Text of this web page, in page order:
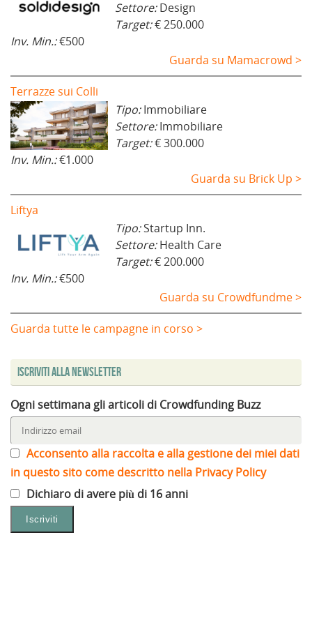
Settore:Design
Target:€ 250.000
Inv. Min.:€500
Guarda su Mamacrowd >
Terrazze sui Colli
Tipo:Immobiliare
Settore:Immobiliare
Target:€ 300.000
Inv. Min.:€1.000
Guarda su Brick Up >
Liftya
Tipo:Startup Inn.
Settore:Health Care
Target:€ 200.000
Inv. Min.:€500
Guarda su Crowdfundme >
Guarda tutte le campagne in corso >
Iscriviti alla Newsletter
Ogni settimana gli articoli di Crowdfunding Buzz
Acconsento alla raccolta e alla gestione dei miei dati
in questo sito come descritto nella Privacy Policy
Dichiaro di avere più di 16 anni